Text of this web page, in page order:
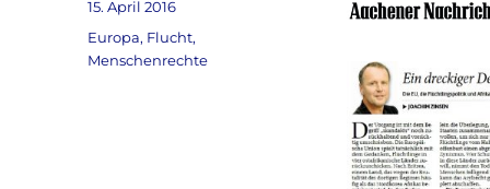
Veröffentlicht
am
15. April 2016
Kategorien
Europa, Flucht,
Menschenrechte